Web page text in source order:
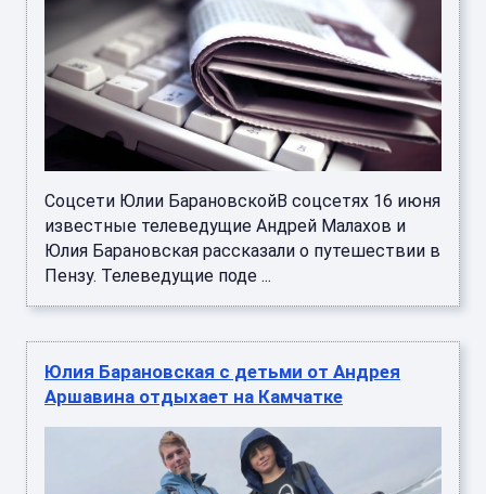
Соцсети Юлии БарановскойВ соцсетях 16 июня
известные телеведущие Андрей Малахов и
Юлия Барановская рассказали о путешествии в
Пензу. Телеведущие поде ...
Юлия Барановская с детьми от Андрея
Аршавина отдыхает на Камчатке